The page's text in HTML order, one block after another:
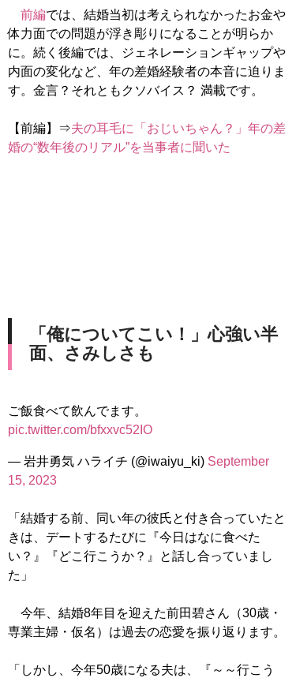
前編では、結婚当初は考えられなかったお金や
体力面での問題が浮き彫りになることが明らか
に。続く後編では、ジェネレーションギャップや
内面の変化など、年の差婚経験者の本音に迫りま
す。金言？それともクソバイス？ 満載です。
【前編】⇒夫の耳毛に「おじいちゃん？」年の差
婚の“数年後のリアル”を当事者に聞いた
「俺についてこい！」心強い半
面、さみしさも
ご飯食べて飲んでます。
pic.twitter.com/bfxxvc52IO
— 岩井勇気 ハライチ (@iwaiyu_ki) September
15, 2023
「結婚する前、同い年の彼氏と付き合っていたと
きは、デートするたびに『今日はなに食べた
い？』『どこ行こうか？』と話し合っていまし
た」
今年、結婚8年目を迎えた前田碧さん（30歳・
専業主婦・仮名）は過去の恋愛を振り返ります。
「しかし、今年50歳になる夫は、『～～行こう